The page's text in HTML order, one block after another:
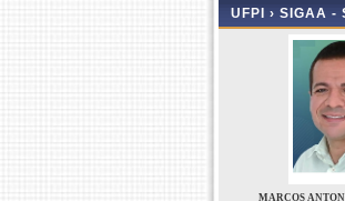
UFPI › SIGAA -
MARCOS